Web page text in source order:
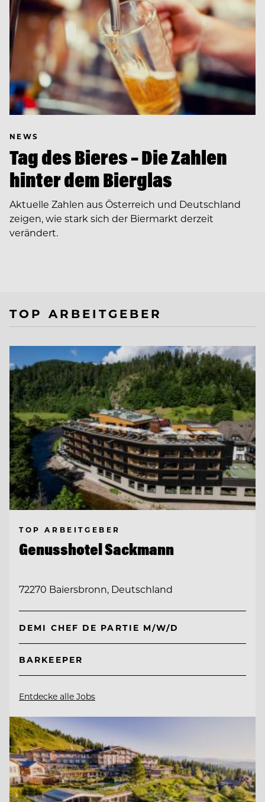
NEWS
Tag des Bieres – Die Zahlen
hinter dem Bierglas
Aktuelle Zahlen aus Österreich und Deutschland
zeigen, wie stark sich der Biermarkt derzeit
verändert.
TOP ARBEITGEBER
TOP ARBEITGEBER
Genusshotel Sackmann
72270 Baiersbronn, Deutschland
DEMI CHEF DE PARTIE M/W/D
BARKEEPER
Entdecke alle Jobs